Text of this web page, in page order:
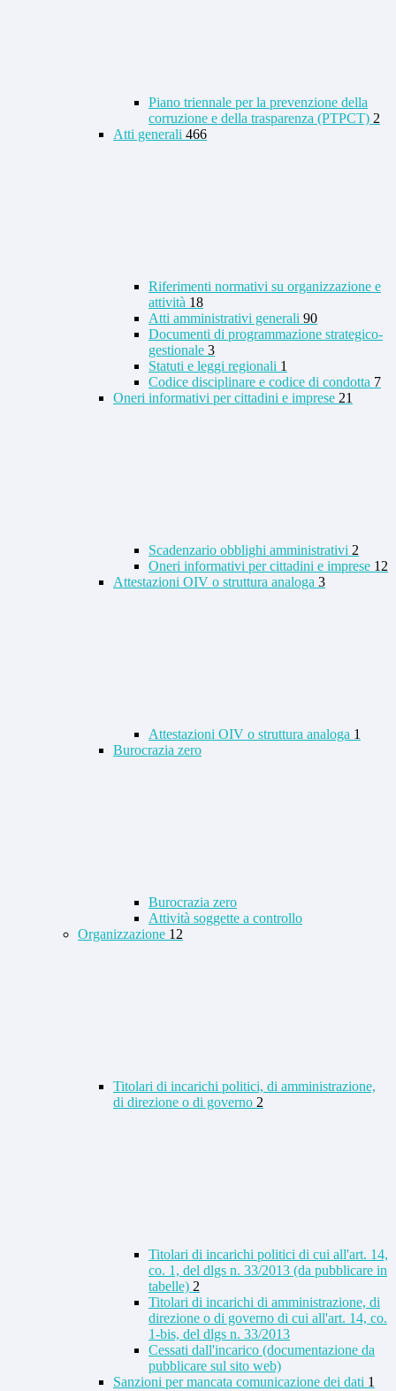
Piano triennale per la prevenzione della
corruzione e della trasparenza (PTPCT) 2
Atti generali 466
Riferimenti normativi su organizzazione e
attività 18
Atti amministrativi generali 90
Documenti di programmazione strategico-
gestionale 3
Statuti e leggi regionali 1
Codice disciplinare e codice di condotta 7
Oneri informativi per cittadini e imprese 21
Scadenzario obblighi amministrativi 2
Oneri informativi per cittadini e imprese 12
Attestazioni OIV o struttura analoga 3
Attestazioni OIV o struttura analoga 1
Burocrazia zero
Burocrazia zero
Attività soggette a controllo
Organizzazione 12
Titolari di incarichi politici, di amministrazione,
di direzione o di governo 2
Titolari di incarichi politici di cui all'art. 14,
co. 1, del dlgs n. 33/2013 (da pubblicare in
tabelle) 2
Titolari di incarichi di amministrazione, di
direzione o di governo di cui all'art. 14, co.
1-bis, del dlgs n. 33/2013
Cessati dall'incarico (documentazione da
pubblicare sul sito web)
Sanzioni per mancata comunicazione dei dati 1